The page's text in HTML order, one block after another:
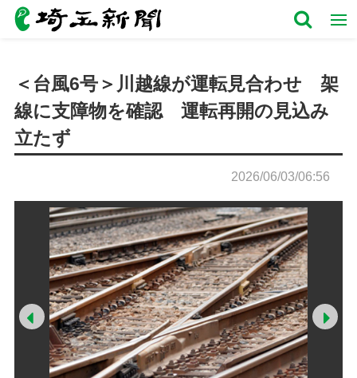
＜台風6号＞川越線が運転見合わせ 架
線に支障物を確認 運転再開の見込み
立たず
2026/06/03/06:56
Prev